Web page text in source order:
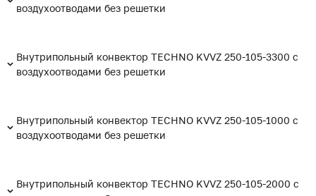
воздухоотводами без решетки
Внутрипольный конвектор TECHNO KVVZ 250-105-3300 с
воздухоотводами без решетки
Внутрипольный конвектор TECHNO KVVZ 250-105-1000 с
воздухоотводами без решетки
Внутрипольный конвектор TECHNO KVVZ 250-105-2000 с